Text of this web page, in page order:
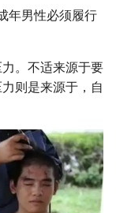
年男性必须履行
。不适来源于要
则是来源于，自